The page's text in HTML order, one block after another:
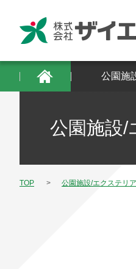
公園施
公園施設/
TOP 公園施設/エクステリア